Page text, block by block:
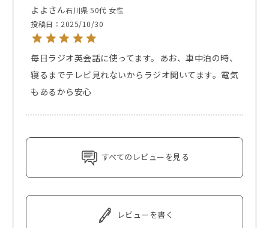
よよ 石川県 50代 女性
投稿日
2025/10/30
毎日ラジオ英会話に使ってます。あお、車中泊の時、
寝るまでテレビ見れないからラジオ聞いてます。電気
もあるから安心
すべてのレビューを見る
レビューを書く